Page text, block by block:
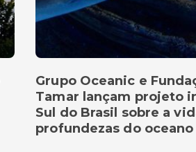
Grupo Oceanic e
Tamar lançam projeto
Sul do Brasil sobre a
profundezas do oceano